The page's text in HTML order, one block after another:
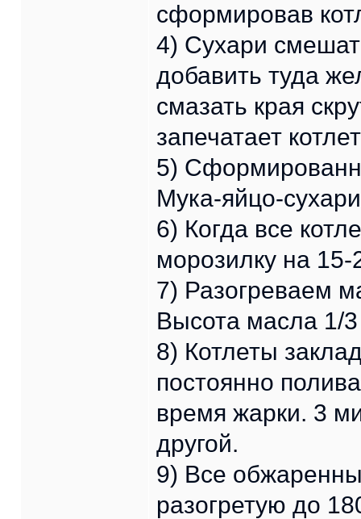
сформировав
4) Сухари
добавить туда
смазать края
запечатает
5)
Мука-яйцо-
6) Когда все
морозилку на 15-
7) Разогреваем
Высота масла 1/
8) Котлеты
постоянно
время жарки. 3
другой.
9) Все
разогретую до